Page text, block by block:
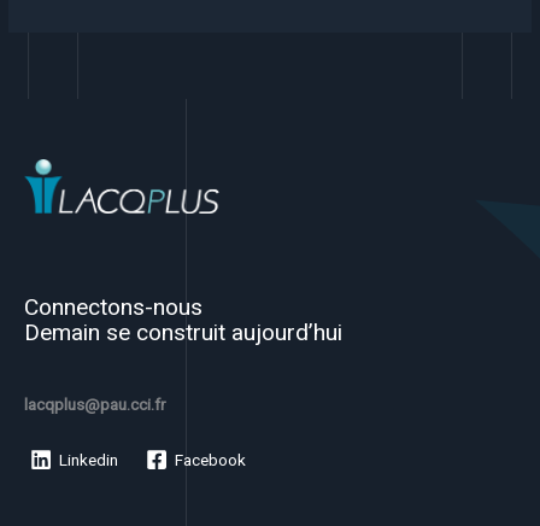
Connectons-nous
Demain se construit aujourd’hui
lacqplus@pau.cci.fr
Linkedin Facebook